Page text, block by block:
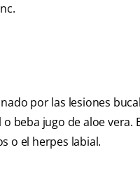
por las lesiones
beba jugo de aloe
o el herpes labial.